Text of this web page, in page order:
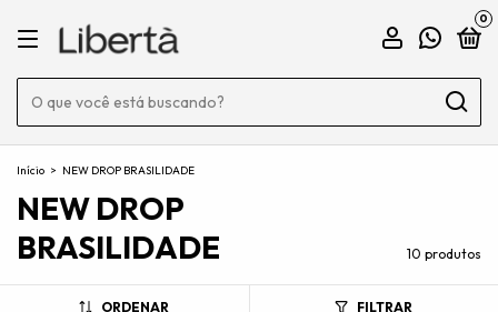
0
Início > NEW DROP BRASILIDADE
NEW DROP
BRASILIDADE
10 produtos
ORDENAR FILTRAR